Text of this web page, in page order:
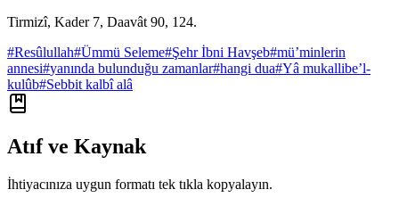
Tirmizî, Kader 7, Daavât 90, 124.
#Resûlullah#Ümmü Seleme#Şehr İbni Havşeb#mü’minlerin
annesi#yanında bulunduğu zamanlar#hangi dua#Yâ mukallibe’l-
kulûb#Sebbit kalbî alâ
Atıf ve Kaynak
İhtiyacınıza uygun formatı tek tıkla kopyalayın.